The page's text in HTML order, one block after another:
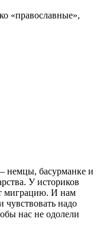
«православные»,
немцы, басурманке и
У историков
миграцию. И нам
чувствовать надо
нас не одолели